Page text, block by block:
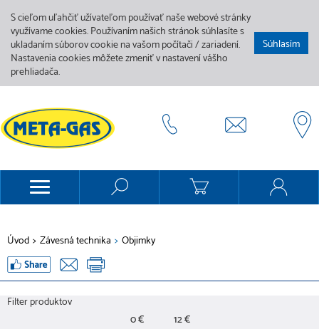
S cieľom uľahčiť užívateľom používať naše webové stránky
využívame cookies. Používaním našich stránok súhlasíte s
ukladaním súborov cookie na vašom počítači / zariadení.
Nastavenia cookies môžete zmeniť v nastavení vášho
prehliadača.
Súhlasím
Úvod > Závesná technika > Objimky
Filter produktov
0 €
12 €